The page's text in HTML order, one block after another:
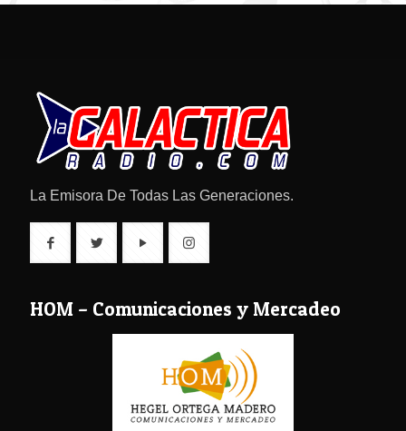
La Emisora De Todas Las Generaciones.
HOM – Comunicaciones y Mercadeo